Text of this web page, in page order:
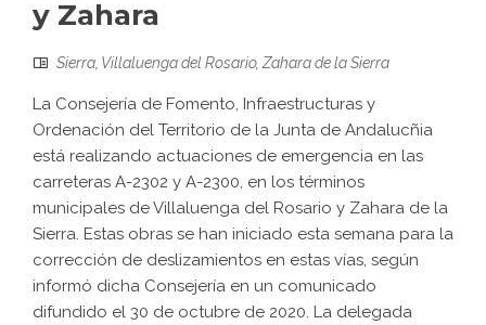
y Zahara
Sierra, Villaluenga del Rosario,Zahara de la Sierra
La Consejería de Fomento, Infraestructuras y
Ordenación del Territorio de la Junta de Andalucñia
está realizando actuaciones de emergencia en las
carreteras A-2302 y A-2300, en los términos
municipales de Villaluenga del Rosario y Zahara de la
Sierra. Estas obras se han iniciado esta semana para la
corrección de deslizamientos en estas vías, según
informó dicha Consejería en un comunicado
difundido el 30 de octubre de 2020. La delegada